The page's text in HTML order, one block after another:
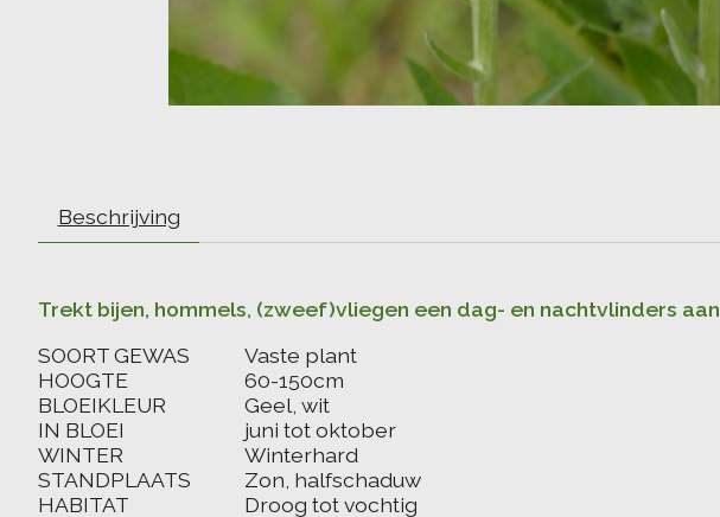
Beschrijving
Trekt bijen, hommels, (zweef)vliegen een dag- en nachtvlinders aan
SOORT GEWAS
Vaste plant
HOOGTE
60-150cm
BLOEIKLEUR
Geel, wit
IN BLOEI
juni tot oktober
WINTER
Winterhard
STANDPLAATS
Zon, halfschaduw
HABITAT
Droog tot vochtig